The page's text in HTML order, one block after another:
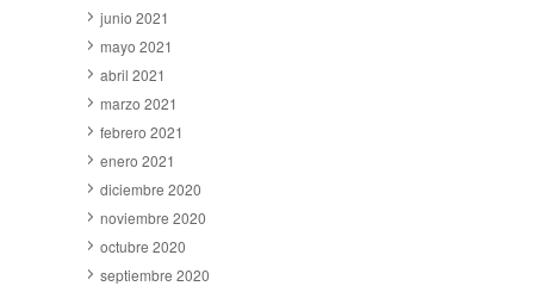
junio 2021
mayo 2021
abril 2021
marzo 2021
febrero 2021
enero 2021
diciembre 2020
noviembre 2020
octubre 2020
septiembre 2020